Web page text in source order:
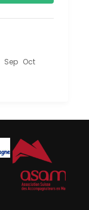
Sep Oct